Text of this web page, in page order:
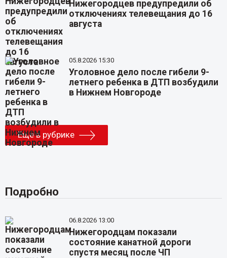
Нижегородцев предупредили об
отключениях телевещания до 16
августа
05.8.2026 15:30
Уголовное дело после гибели 9-
летнего ребенка в ДТП возбудили
в Нижнем Новгороде
Еще в рубрике
Подробно
06.8.2026 13:00
Нижегородцам показали
состояние канатной дороги
спустя месяц после ЧП